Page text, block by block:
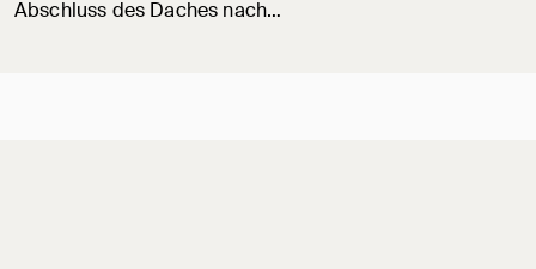
Abschluss des Daches nach…